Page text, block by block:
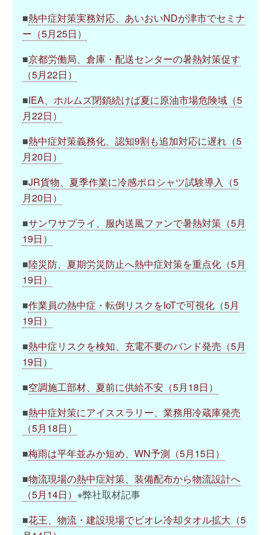
■熱中症対策実務対応、あいおいNDが津市でセミナ
ー（5月25日）
■京都労働局、倉庫・配送センターの暑熱対策促す
（5月22日）
■IEA、ホルムズ閉鎖続けば夏に原油市場危険域（5
月22日）
■熱中症対策義務化、認知9割も追加対応に遅れ（5
月20日）
■JR貨物、夏季作業に冷感ポロシャツ試験導入（5
月20日）
■サンワサプライ、服内送風ファンで暑熱対策（5月
19日）
■陸災防、夏期労災防止へ熱中症対策を重点化（5月
19日）
■作業員の熱中症・転倒リスクをIoTで可視化（5月
19日）
■熱中症リスクを検知、充電不要のバンド発売（5月
19日）
■空調施工部材、夏前に供給不安（5月18日）
■熱中症対策にアイススラリー、業務用冷蔵庫発売
（5月18日）
■梅雨は平年並みか短め、WN予測（5月15日）
■物流現場の熱中症対策、装備配布から物流設計へ
（5月14日） ※弊社取材記事
■花王、物流・建設現場でビオレ冷却タオル拡大（5